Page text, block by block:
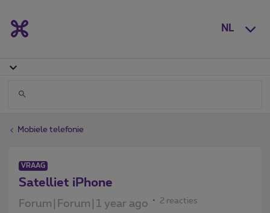
NL
Mobiele telefonie
VRAAG
Satelliet iPhone
Forum|Forum|1 year ago 2 reacties